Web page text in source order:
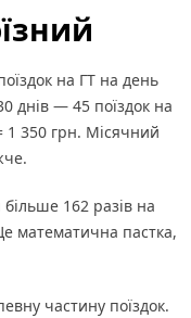
на ГТ на день
днів — 45 поїздок на
1 350 грн. Місячний
162 разів на
математична пастка,
частину поїздок.